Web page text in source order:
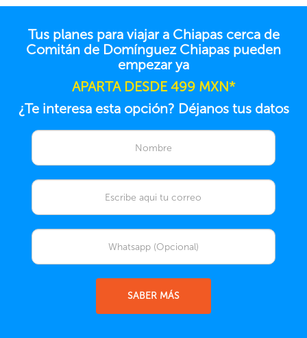
Tus planes para viajar a Chiapas cerca de
Comitán de Domínguez Chiapas pueden
empezar ya
APARTA DESDE 499 MXN*
¿Te interesa esta opción? Déjanos tus datos
SABER MÁS